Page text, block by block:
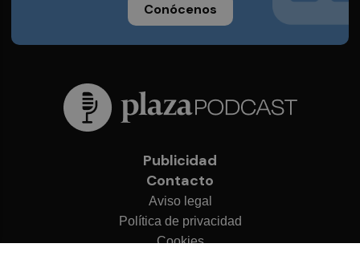
Conócenos
Publicidad
Contacto
Aviso legal
Política de privacidad
Cookies